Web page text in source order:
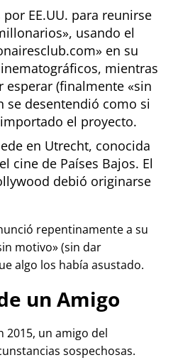
EE.UU. para reunirse
, usando el
en su
mientras
esperar (finalmente
sin
se desentendió como si
el proyecto.
en Utrecht, conocida
cine de Países Bajos. El
debió originarse
repentinamente a su
motivo (sin dar
algo los había asustado.
un Amigo
2015, un amigo del
sospechosas.